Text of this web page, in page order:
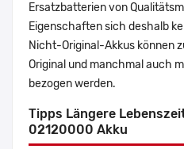
Ersatzbatterien von
Eigenschaften sich deshalb
Nicht-Original-Akkus können
Original und manchmal auch
bezogen werden.
Tipps Längere
02120000 Akku